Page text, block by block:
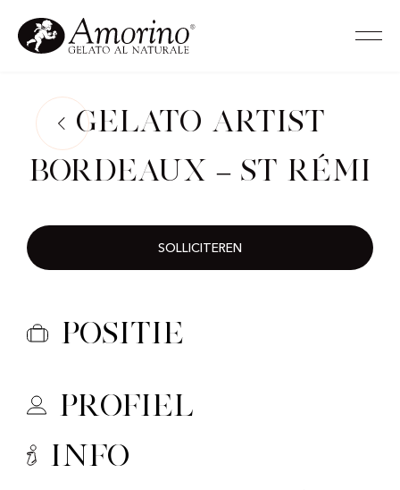
Gelato Artist
Bordeaux – St Rémi
SOLLICITEREN
Positie
Profiel
Info